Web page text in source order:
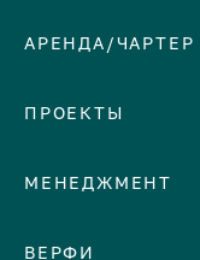
Количество кают
АРЕНДА/ЧАРТЕР
ЕВРОПА
Греция
Испания
ПРОЕКТЫ
МЕНЕДЖМЕНТ
Помощь с продажей яхты
ВЕРФИ